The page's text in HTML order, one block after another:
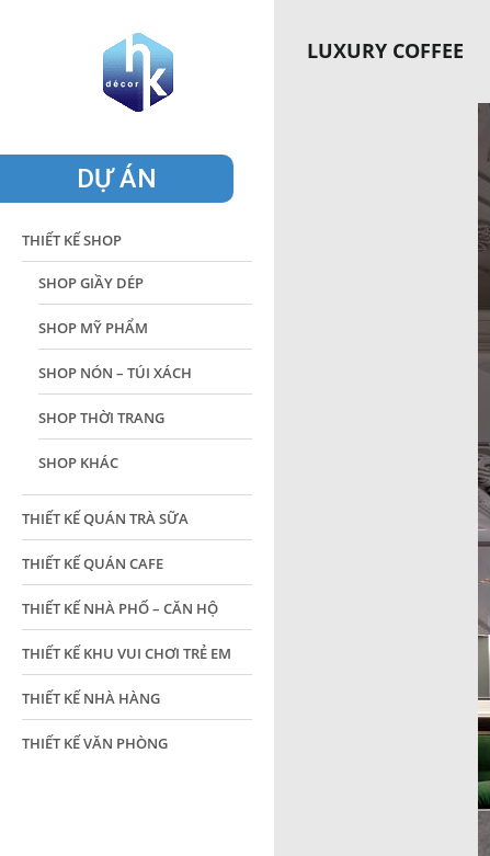
DỰ ÁN
THIẾT KẾ SHOP
SHOP GIẦY DÉP
SHOP MỸ PHẨM
SHOP NÓN – TÚI XÁCH
SHOP THỜI TRANG
SHOP KHÁC
THIẾT KẾ QUÁN TRÀ SỮA
THIẾT KẾ QUÁN CAFE
THIẾT KẾ NHÀ PHỐ – CĂN HỘ
THIẾT KẾ KHU VUI CHƠI TRẺ EM
THIẾT KẾ NHÀ HÀNG
THIẾT KẾ VĂN PHÒNG
LUXURY COFFEE